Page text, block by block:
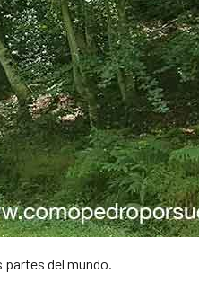
del mundo.